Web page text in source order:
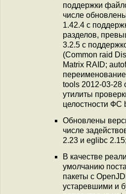
поддержки
числе
1.42.4 с
разделов,
3.2.5 с
(Common raid
Matrix RAID;
tools 2012-03-28
утилиты
целостности ФС
Обновлены
числе
2.23 и eglibc 2.15;
В качестве
умолчанию
пакеты с
устаревшими и